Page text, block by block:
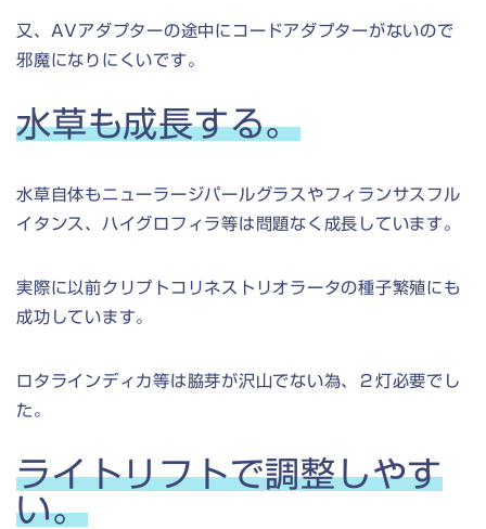
又、AVアダプターの途中にコードアダプターがないので
邪魔になりにくいです。
水草も成長する。
水草自体もニューラージパールグラスやフィランサスフル
イタンス、ハイグロフィラ等は問題なく成長しています。
実際に以前クリプトコリネストリオラータの種子繁殖にも
成功しています。
ロタラインディカ等は脇芽が沢山でない為、２灯必要でし
た。
ライトリフトで調整しやす
い。